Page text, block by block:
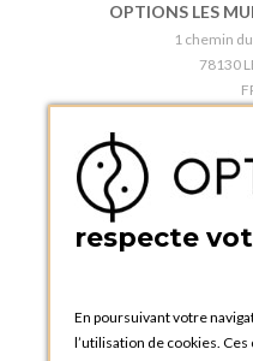
OPTIONS LES
1 chemin
78130
BOUTIQUE
5 quai
Rue
respecte
En poursuivant votre
l’utilisation de cookies.